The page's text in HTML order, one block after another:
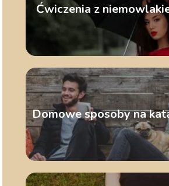
Ćwiczenia z
Domowe sposoby na